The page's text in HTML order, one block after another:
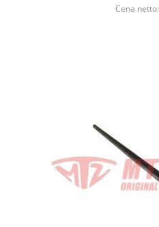
Cena netto: